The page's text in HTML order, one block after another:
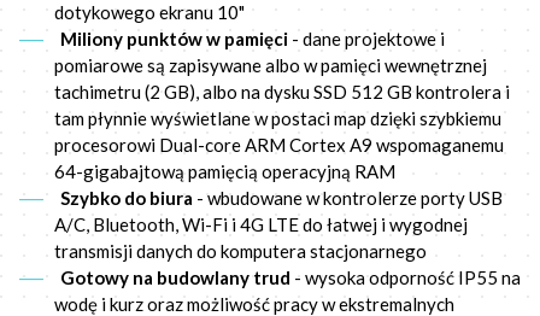
dotykowego ekranu 10"
Miliony punktów w pamięci - dane projektowe i
pomiarowe są zapisywane albo w pamięci wewnętrznej
tachimetru (2 GB), albo na dysku SSD 512 GB kontrolera i
tam płynnie wyświetlane w postaci map dzięki szybkiemu
procesorowi Dual-core ARM Cortex A9 wspomaganemu
64-gigabajtową pamięcią operacyjną RAM
Szybko do biura - wbudowane w kontrolerze porty USB
A/C, Bluetooth, Wi-Fi i 4G LTE do łatwej i wygodnej
transmisji danych do komputera stacjonarnego
Gotowy na budowlany trud - wysoka odporność IP55 na
wodę i kurz oraz możliwość pracy w ekstremalnych